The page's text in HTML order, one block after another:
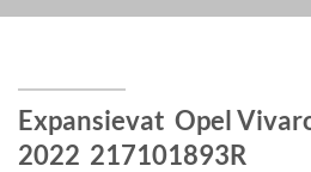
Expansievat Opel
2022 217101893R